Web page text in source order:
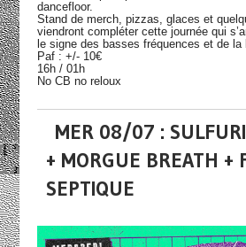
dancefloor.
Stand de merch, pizzas, glaces et
viendront compléter cette journée qui
le signe des basses fréquences et de la
Paf : +/- 10€
16h / 01h
No CB no reloux
MER 08/07 :
+ MORGUE BREATH +
SEPTIQUE